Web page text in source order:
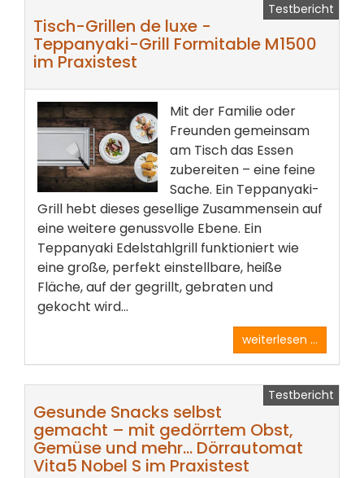
Testbericht
Tisch-Grillen de luxe -
Teppanyaki-Grill Formitable M1500
im Praxistest
Mit der Familie oder
Freunden gemeinsam
am Tisch das Essen
zubereiten – eine feine
Sache. Ein Teppanyaki-
Grill hebt dieses gesellige Zusammensein auf
eine weitere genussvolle Ebene. Ein
Teppanyaki Edelstahlgrill funktioniert wie
eine große, perfekt einstellbare, heiße
Fläche, auf der gegrillt, gebraten und
gekocht wird...
weiterlesen ...
Testbericht
Gesunde Snacks selbst
gemacht – mit gedörrtem Obst,
Gemüse und mehr… Dörrautomat
Vita5 Nobel S im Praxistest